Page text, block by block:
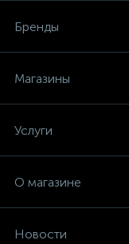
Бренды
Магазины
Услуги
О магазине
Новости